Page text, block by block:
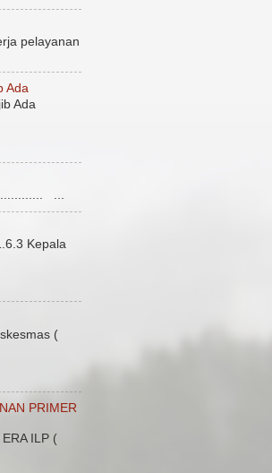
pelayanan
Ada
Ada
...
Kepala
(
PRIMER
ILP (